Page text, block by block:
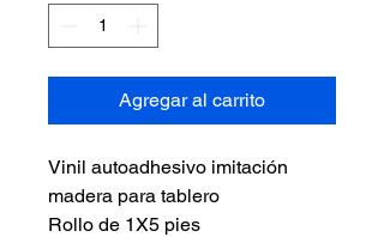
Agregar al carrito
Vinil autoadhesivo imitación
madera para tablero
Rollo de 1X5 pies